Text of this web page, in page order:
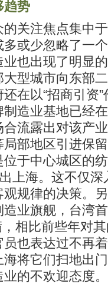
势
关注焦点集中于
或少忽略了一
也出现了明显
型城市向东部
在以“招商引资
造业基地已经
流露出对该产
部地区引进保
于中心城区的
上海。这不仅深
规律的决策。
业旗舰，台湾
，相比前些年对
也表达过不再
将它们扫地出
的不欢迎态度。